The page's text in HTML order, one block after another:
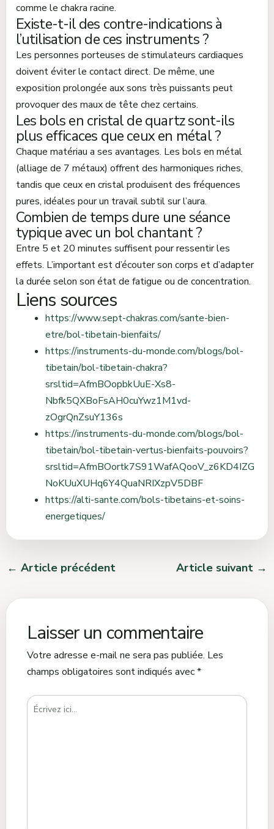
comme le chakra racine.
Existe-t-il des contre-indications à
l’utilisation de ces instruments ?
Les personnes porteuses de stimulateurs cardiaques
doivent éviter le contact direct. De même, une
exposition prolongée aux sons très puissants peut
provoquer des maux de tête chez certains.
Les bols en cristal de quartz sont-ils
plus efficaces que ceux en métal ?
Chaque matériau a ses avantages. Les bols en métal
(alliage de 7 métaux) offrent des harmoniques riches,
tandis que ceux en cristal produisent des fréquences
pures, idéales pour un travail subtil sur l’aura.
Combien de temps dure une séance
typique avec un bol chantant ?
Entre 5 et 20 minutes suffisent pour ressentir les
effets. L’important est d’écouter son corps et d’adapter
la durée selon son état de fatigue ou de concentration.
Liens sources
https://www.sept-chakras.com/sante-bien-
etre/bol-tibetain-bienfaits/
https://instruments-du-monde.com/blogs/bol-
tibetain/bol-tibetain-chakra?
srsltid=AfmBOopbkUuE-Xs8-
Nbfk5QXBoFsAH0cuYwz1M1vd-
zOgrQnZsuY136s
https://instruments-du-monde.com/blogs/bol-
tibetain/bol-tibetain-vertus-bienfaits-pouvoirs?
srsltid=AfmBOortk7S91WafAQooV_z6KD4IZG
NoKUuXUHq6Y4QuaNRIXzpV5DBF
https://alti-sante.com/bols-tibetains-et-soins-
energetiques/
← Article précédent Article suivant →
Laisser un commentaire
Votre adresse e-mail ne sera pas publiée. Les
champs obligatoires sont indiqués avec*
Écrivez